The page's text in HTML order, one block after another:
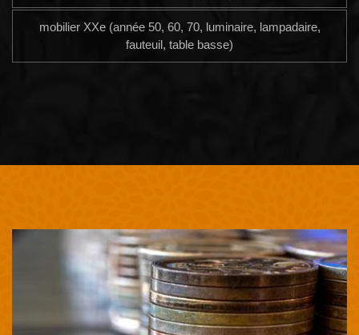
mobilier XXe (année 50, 60, 70, luminaire, lampadaire,
fauteuil, table basse)